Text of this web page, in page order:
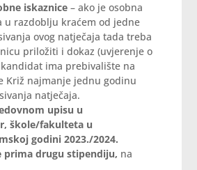
iskaznice– ako je osobna
u razdoblju kraćem od jedne
ovog natječaja tada treba
priložiti i dokaz (uvjerenje o
ima prebivalište na
Križ najmanje jednu godinu
natječaja.
upisu u
škole/fakulteta u
godini 2023./2024.
prima drugu stipendiju, na